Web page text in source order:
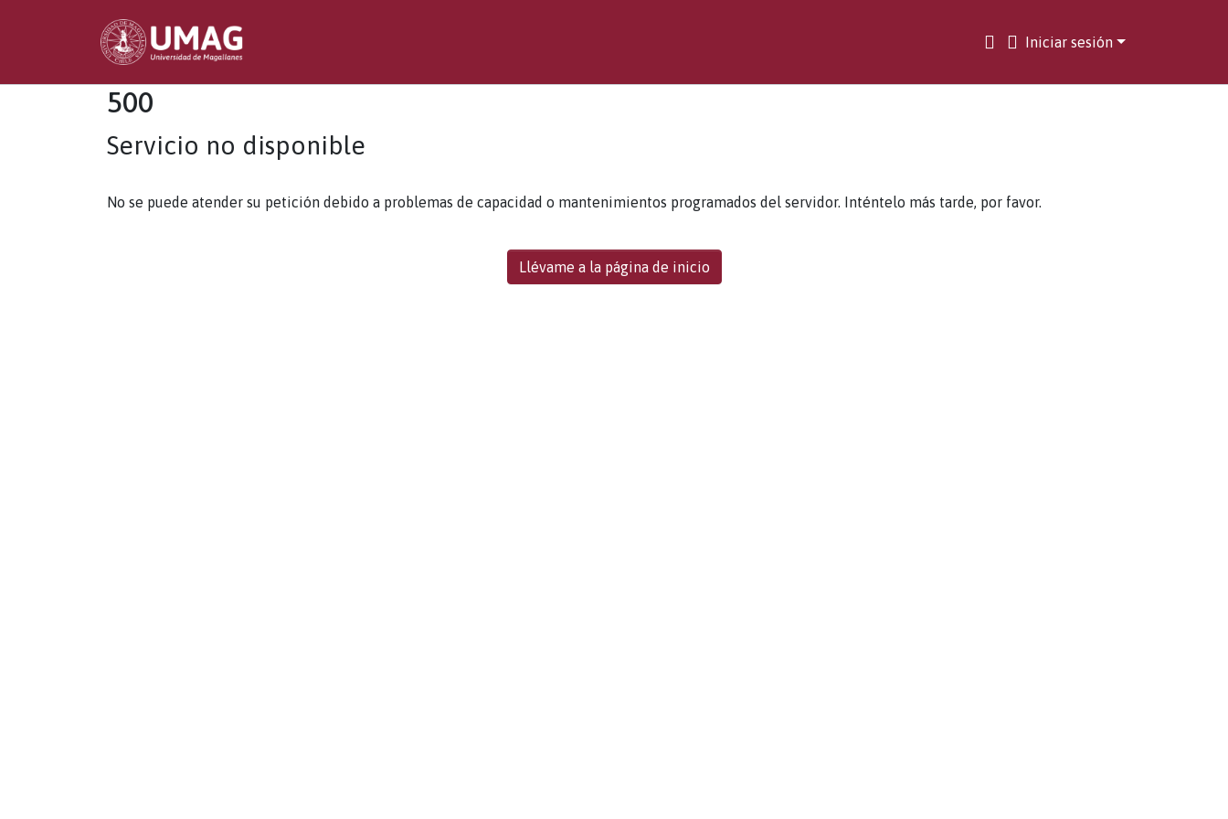
Iniciar sesión
500
Servicio no disponible
No se puede atender su petición debido a problemas de capacidad o mantenimientos programados del servidor. Inténtelo más tarde, por favor.
Llévame a la página de inicio